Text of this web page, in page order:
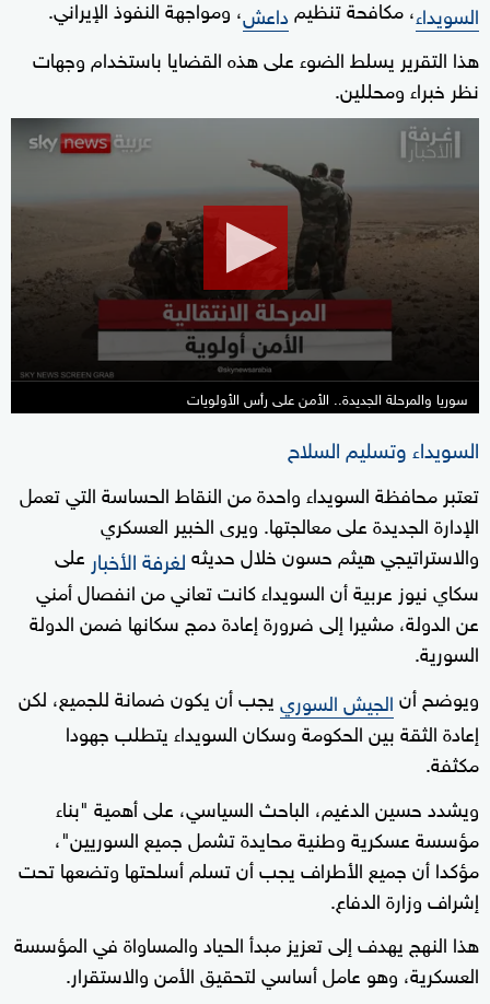
السويداء، مكافحة تنظيمداعش، ومواجهة النفوذ الإيراني.
هذا التقرير يسلط الضوء على هذه القضايا باستخدام وجهات
نظر خبراء ومحللين.
seconds
23
seconds
سوريا والمرحلة الجديدة.. الأمن على رأس الأولويات
السويداء وتسليم السلاح
تعتبر محافظة السويداء واحدة من النقاط الحساسة التي تعمل
الإدارة الجديدة على معالجتها. ويرى الخبير العسكري
والاستراتيجي هيثم حسون خلال حديثهلغرفة الأخبار على
سكاي نيوز عربية أن السويداء كانت تعاني من انفصال أمني
عن الدولة، مشيرا إلى ضرورة إعادة دمج سكانها ضمن الدولة
السورية.
ويوضح أنالجيش السورييجب أن يكون ضمانة للجميع، لكن
إعادة الثقة بين الحكومة وسكان السويداء يتطلب جهودا
مكثفة.
ويشدد حسين الدغيم، الباحث السياسي، على أهمية "بناء
مؤسسة عسكرية وطنية محايدة تشمل جميع السوريين"،
مؤكدا أن جميع الأطراف يجب أن تسلم أسلحتها وتضعها تحت
إشراف وزارة الدفاع.
هذا النهج يهدف إلى تعزيز مبدأ الحياد والمساواة في المؤسسة
العسكرية، وهو عامل أساسي لتحقيق الأمن والاستقرار.